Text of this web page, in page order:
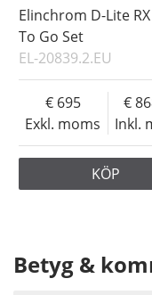
Elinchrom D-Lite
To Go Set
EL-20839.2.EU
Exkl. moms
695
Inkl.
KÖP
Betyg &